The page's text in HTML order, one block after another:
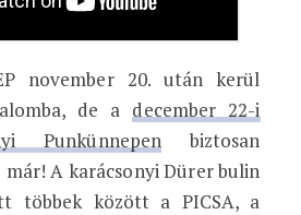
november 20. után kerül
de a december 22-i
Punkünnepen biztosan
már! A karácsonyi Dürer bulin
többek között a PICSA, a